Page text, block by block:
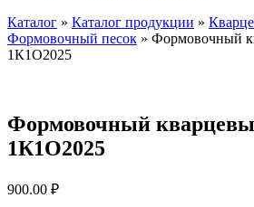
Каталог » Каталог продукции »
Формовочный песок » Формовочный
1К1О2025
Формовочный
1К1О2025
900.00 ₽